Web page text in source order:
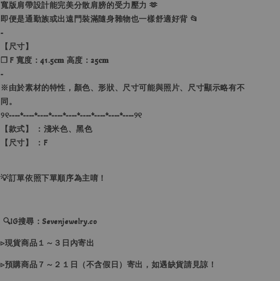
寬版肩帶設計能完美分散肩膀的受力壓力 🫶
即便是通勤族或出遠門裝滿隨身雜物也一樣舒適好背 📂
-
【尺寸】
❐ F 寬度：41.5𝐜𝐦 高度：25𝐜𝐦
-
※由於素材的特性，顏色、形狀、尺寸可能與照片、尺寸顯示略有不
同。
୨୧----*----*----*----*----*----*----*----*----୨୧
【款式】 ：淺米色、黑色
【尺寸】 ：F
💡訂單依照下單順序為主唷！
🔍IG搜尋：Sevenjewelry.co
▹現貨商品１～３日內寄出
▹預購商品７～２１日（不含假日）寄出，如遇缺貨請見諒！